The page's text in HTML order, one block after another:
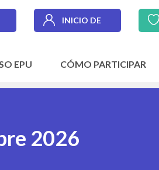
INICIO DE
EPU CÓMO PARTICIPAR
2026